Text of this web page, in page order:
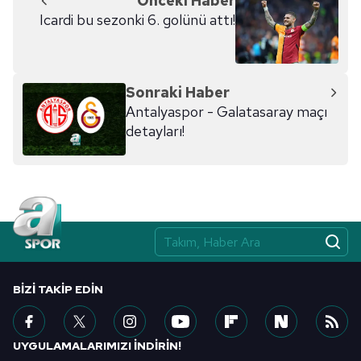
kullanılmaktadır. Diğer çerezler, sitemizin daha işlevsel
kılınması ve kişiselleştirilmesi ve sizlere yönelik
reklam/pazarlama faaliyetlerinin yapılması, amaçlarıyla
sınırlı olarak açık rızanız dahilinde kullanılacaktır.
Çerezlere ilişkin tercihlerinizi aşağıda yer alan panel
vasıtasıyla belirleyebilirsiniz. Çerezlere ilişkin detaylı bilgi
için Ayarlar butonuna tıklayabilir,
6698 sayılı Kişisel Verilerin Korunması Kanunu uyarınca
hazırlanmış Aydınlatma Metnimizi okumak ve sitemizde
ilgili mevzuata uygun olarak kullanılan çerezlerle ilgili bilgi
almak için lütfentıklayınız.
Icardi bu sezonki 6. golünü attı!
Sonraki Haber
Antalyaspor - Galatasaray maçı
detayları!
BIZI TAKIP EDIN
UYGULAMALARIMIZI İNDİRİN!